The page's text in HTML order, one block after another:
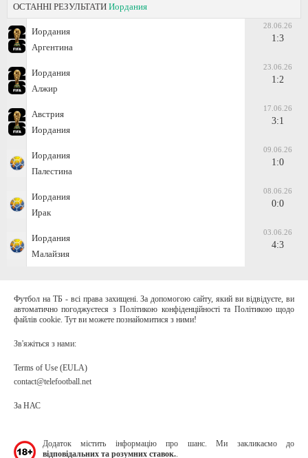
ОСТАННІ РЕЗУЛЬТАТИ Иордания
Иордания
Аргентина
28.06.26
1:3
Иордания
Алжир
23.06.26
1:2
Австрия
Иордания
17.06.26
3:1
Иордания
Палестина
09.06.26
1:0
Иордания
Ирак
08.06.26
0:0
Иордания
Малайзия
03.06.26
4:3
Футбол на ТБ - всі права захищені. За допомогою сайту, який ви відвідуєте, ви
автоматично погоджуєтеся з Політикою конфіденційності та Політикою щодо
файлів cookie. Тут ви можете познайомитися з ними!
Зв'яжіться з нами:
Terms of Use (EULA)
contact@telefootball.net
За НАС
Додаток містить інформацію про шанс. Ми закликаємо до
відповідальних та розумних ставок.